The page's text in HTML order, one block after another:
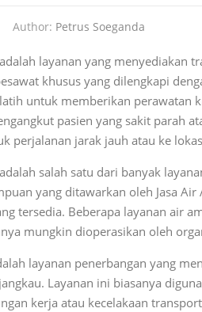
Author: Petrus Soeganda
layanan yang menyediakan
khusus yang dilengkapi
untuk memberikan perawatan
pasien yang sakit parah
perjalanan jarak jauh atau ke
adalah salah satu dari banyak
yang ditawarkan oleh Jasa
tersedia. Beberapa layanan air
mungkin dioperasikan oleh
layanan penerbangan yang
Layanan ini biasanya
kerja atau kecelakaan